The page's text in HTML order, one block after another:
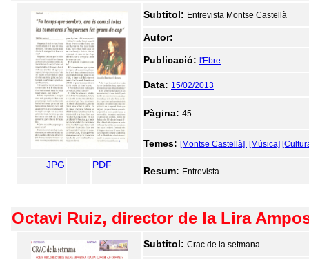
Subtitol: Entrevista Montse Castellà
Autor:
Publicació: l'Ebre
Data: 15/02/2013
Pàgina: 45
Temes: [Montse Castellà] [Música]
JPG PDF
Resum: Entrevista.
Octavi Ruiz, director de la Lira
Subtitol: Crac de la setmana